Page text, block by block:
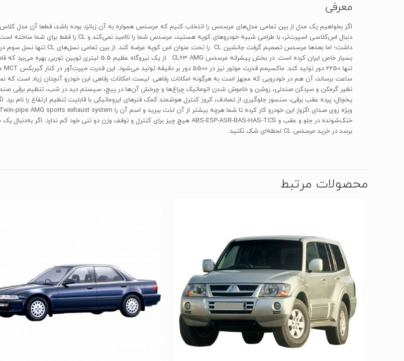
معرفی
ساعت برساند، آن هم در خودرویی که مجهز است به هرگونه امکانات رفاهی. لیست امکانات رفاهی این خودرو آنچنان زیاد است که
نظیر گرمکن و سردکن صندلی، روشن و خاموش شدن اتوماتیک چراغ‌ها و چرخش آن‌ها در پیچ، سیستم دید در شب، تنظیم برقی
برسد در خرید مرسدس CL لحظه‌ای شک نکنید.
محصولات مرتبط